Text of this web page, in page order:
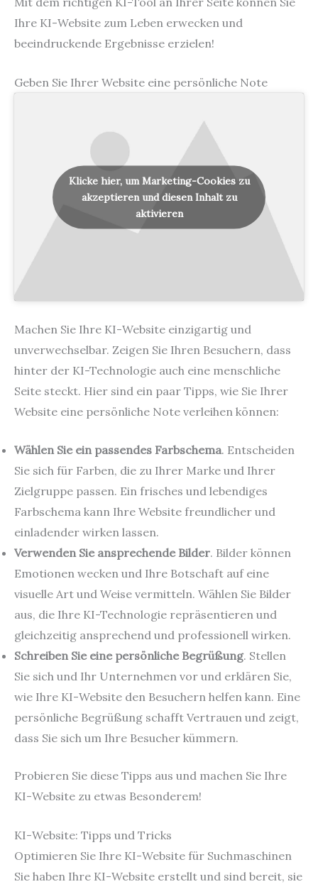
Ihre KI-Website zum Leben erwecken und
beeindruckende Ergebnisse erzielen!
Geben Sie Ihrer Website eine persönliche Note
Klicke hier, um Marketing-Cookies zu
akzeptieren und diesen Inhalt zu
aktivieren
Machen Sie Ihre KI-Website einzigartig und
unverwechselbar. Zeigen Sie Ihren Besuchern, dass
hinter der KI-Technologie auch eine menschliche
Seite steckt. Hier sind ein paar Tipps, wie Sie Ihrer
Website eine persönliche Note verleihen können:
Wählen Sie ein passendes Farbschema. Entscheiden
Sie sich für Farben, die zu Ihrer Marke und Ihrer
Zielgruppe passen. Ein frisches und lebendiges
Farbschema kann Ihre Website freundlicher und
einladender wirken lassen.
Verwenden Sie ansprechende Bilder. Bilder können
Emotionen wecken und Ihre Botschaft auf eine
visuelle Art und Weise vermitteln. Wählen Sie Bilder
aus, die Ihre KI-Technologie repräsentieren und
gleichzeitig ansprechend und professionell wirken.
Schreiben Sie eine persönliche Begrüßung. Stellen
Sie sich und Ihr Unternehmen vor und erklären Sie,
wie Ihre KI-Website den Besuchern helfen kann. Eine
persönliche Begrüßung schafft Vertrauen und zeigt,
dass Sie sich um Ihre Besucher kümmern.
Probieren Sie diese Tipps aus und machen Sie Ihre
KI-Website zu etwas Besonderem!
KI-Website: Tipps und Tricks
Optimieren Sie Ihre KI-Website für Suchmaschinen
Sie haben Ihre KI-Website erstellt und sind bereit, sie